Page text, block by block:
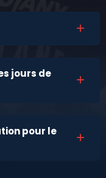
jours de
pour le